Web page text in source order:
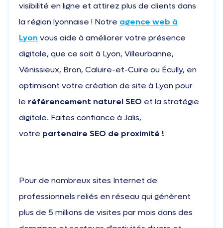
visibilité en ligne et attirez plus de clients dans
la région lyonnaise ! Notre agence web à
Lyon vous aide à améliorer votre présence
digitale, que ce soit à Lyon, Villeurbanne,
Vénissieux, Bron, Caluire-et-Cuire ou Écully, en
optimisant votre création de site à Lyon pour
le référencement naturel SEO et la stratégie
digitale. Faites confiance à Jalis,
votre partenaire SEO de proximité !
Pour de nombreux sites Internet de
professionnels reliés en réseau qui génèrent
plus de 5 millions de visites par mois dans des